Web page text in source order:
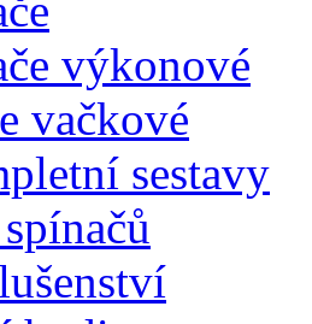
výkonové
vačkové
sestavy